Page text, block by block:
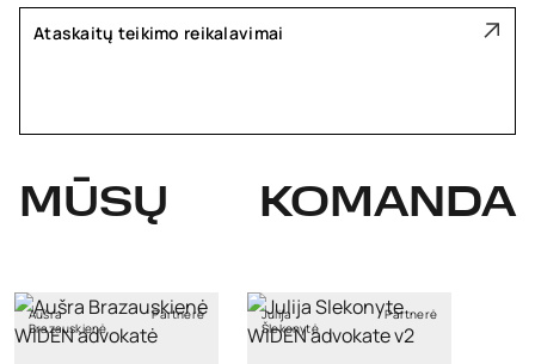
Ataskaitų teikimo reikalavimai
MŪSŲ KOMANDA
Aušra
Brazauskienė
Partnerė
Julija
Šlekonytė
Partnerė